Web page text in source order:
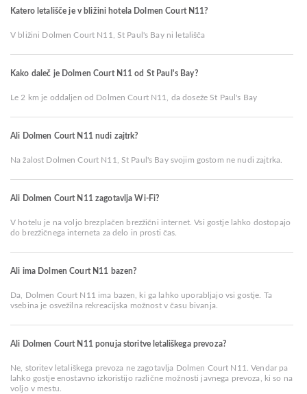
Katero letališče je v bližini hotela Dolmen Court N11?
V bližini Dolmen Court N11, St Paul's Bay ni letališča
Kako daleč je Dolmen Court N11 od St Paul's Bay?
Le 2 km je oddaljen od Dolmen Court N11, da doseže St Paul's Bay
Ali Dolmen Court N11 nudi zajtrk?
Na žalost Dolmen Court N11, St Paul's Bay svojim gostom ne nudi zajtrka.
Ali Dolmen Court N11 zagotavlja Wi-Fi?
V hotelu je na voljo brezplačen brezžični internet. Vsi gostje lahko dostopajo
do brezžičnega interneta za delo in prosti čas.
Ali ima Dolmen Court N11 bazen?
Da, Dolmen Court N11 ima bazen, ki ga lahko uporabljajo vsi gostje. Ta
vsebina je osvežilna rekreacijska možnost v času bivanja.
Ali Dolmen Court N11 ponuja storitve letališkega prevoza?
Ne, storitev letališkega prevoza ne zagotavlja Dolmen Court N11. Vendar pa
lahko gostje enostavno izkoristijo različne možnosti javnega prevoza, ki so na
voljo v mestu.